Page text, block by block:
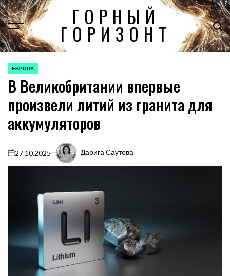
Перейти
к
содержимому
ГОРНЫЙ
ГОРИЗОНТ
ОПУБЛИКОВАНО
В
ЕВРОПА
В Великобритании впервые
произвели литий из гранита для
аккумуляторов
on
27.10.2025 Дарига Саутова